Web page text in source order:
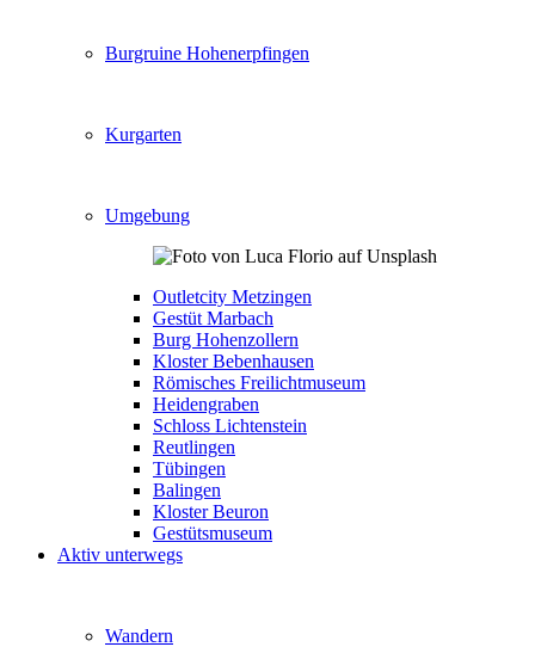
Burgruine Hohenerpfingen
Kurgarten
Umgebung
Outletcity Metzingen
Gestüt Marbach
Burg Hohenzollern
Kloster Bebenhausen
Römisches Freilichtmuseum
Heidengraben
Schloss Lichtenstein
Reutlingen
Tübingen
Balingen
Kloster Beuron
Gestütsmuseum
Aktiv unterwegs
Wandern